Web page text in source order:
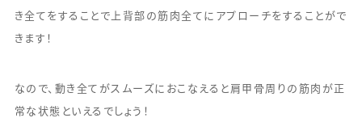
き全てをすることで上背部の筋肉全てにアプローチをすることがで
きます！
なので、動き全てがスムーズにおこなえると肩甲骨周りの筋肉が正
常な状態といえるでしょう！